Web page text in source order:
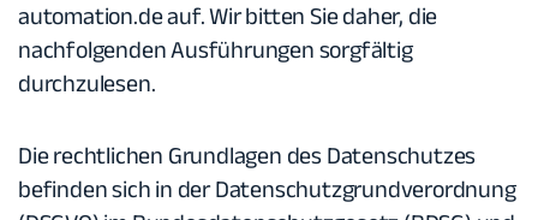
automation.deauf. Wir bitten Sie daher, die
nachfolgenden Ausführungen sorgfältig
durchzulesen.
Die rechtlichen Grundlagen des Datenschutzes
befinden sich in der Datenschutzgrundverordnung